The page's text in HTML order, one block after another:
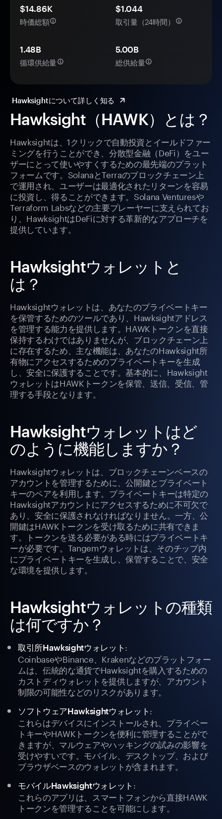
Hawksight（HAWK）とは？
Hawksightは、1クリックで自動投資とイールドファー
ミングを行うことができ、分散型金融（DeFi）をユー
ザーにとって使いやすくするための最先端のプラット
フォームです。SolanaとTerraのブロックチェーン上
で運用され、ユーザーは最適化されたリターンを容易
に投資し、得ることができます。Solana Venturesや
Terraform Labsなどの主要プレーヤーに支えられてお
り、HawksightはDeFiに対する革新的なアプローチを
提供しています。
Hawksightウォレットと
は？
Hawksightウォレットは、あなたのプライベートキー
を保管するためのツールであり、Hawksightアドレス
を管理する能力を提供します。HAWKトークンを直接
保持するわけではありませんが、ブロックチェーン上
に存在するため、主な機能は、あなたのHawksight所
有物にアクセスするためのプライベートキーを生成
し、安全に保護することです。基本的に、Hawksight
ウォレットはHAWKトークンを保管、送信、受信、管
理する手段となります。
Hawksightウォレットはど
のように機能しますか？
Hawksightウォレットは、ブロックチェーンベースの
アカウントを管理するために、公開鍵とプライベート
キーのペアを利用します。プライベートキーは特定の
Hawksightアカウントにアクセスするために不可欠で
あり、安全に保護されなければなりません。一方、公
開鍵はHAWKトークンを受け取るために共有できま
す。トークンを送る必要がある時にはプライベートキ
ーが必要です。Tangemウォレットは、そのチップ内
にプライベートキーを生成し、保管することで、安全
な環境を提供します。
Hawksightウォレットの種類
は何ですか？
取引所Hawksightウォレット :
CoinbaseやBinance、Krakenなどのプラットフォー
ムは、伝統的な通貨でHawksightを購入するための
カストディウォレットを提供しますが、アカウント
制限の可能性などのリスクがあります。
ソフトウェアHawksightウォレット :
これらはデバイスにインストールされ、プライベー
トキーやHAWKトークンを便利に管理することがで
きますが、マルウェアやハッキングの試みの影響を
受けやすいです。モバイル、デスクトップ、および
ブラウザベースのウォレットが含まれます。
モバイルHawksightウォレット :
これらのアプリは、スマートフォンから直接HAWK
トークンを管理することを可能にします。
$14.86K
時価総額
$1.044
取引量（24時間）
1.48B
循環供給量
5.00B
総供給量
Hawksightについて詳しく知る